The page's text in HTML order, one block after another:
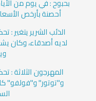
بحبوح : في يوم من
أحصنة بأرخص
الذئب الشرير يتغير
لديه أصدقاء، وكان
المهرجون الثلاثة :
و"توتور" و"فولفو"